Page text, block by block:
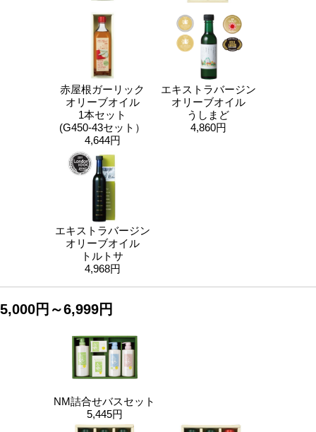
赤屋根ガーリック
オリーブオイル
1本セット
(G450-43セット）
4,644円
エキストラバージン
オリーブオイル
うしまど
4,860円
エキストラバージン
オリーブオイル
トルトサ
4,968円
5,000円～6,999円
NM詰合せバスセット
5,445円